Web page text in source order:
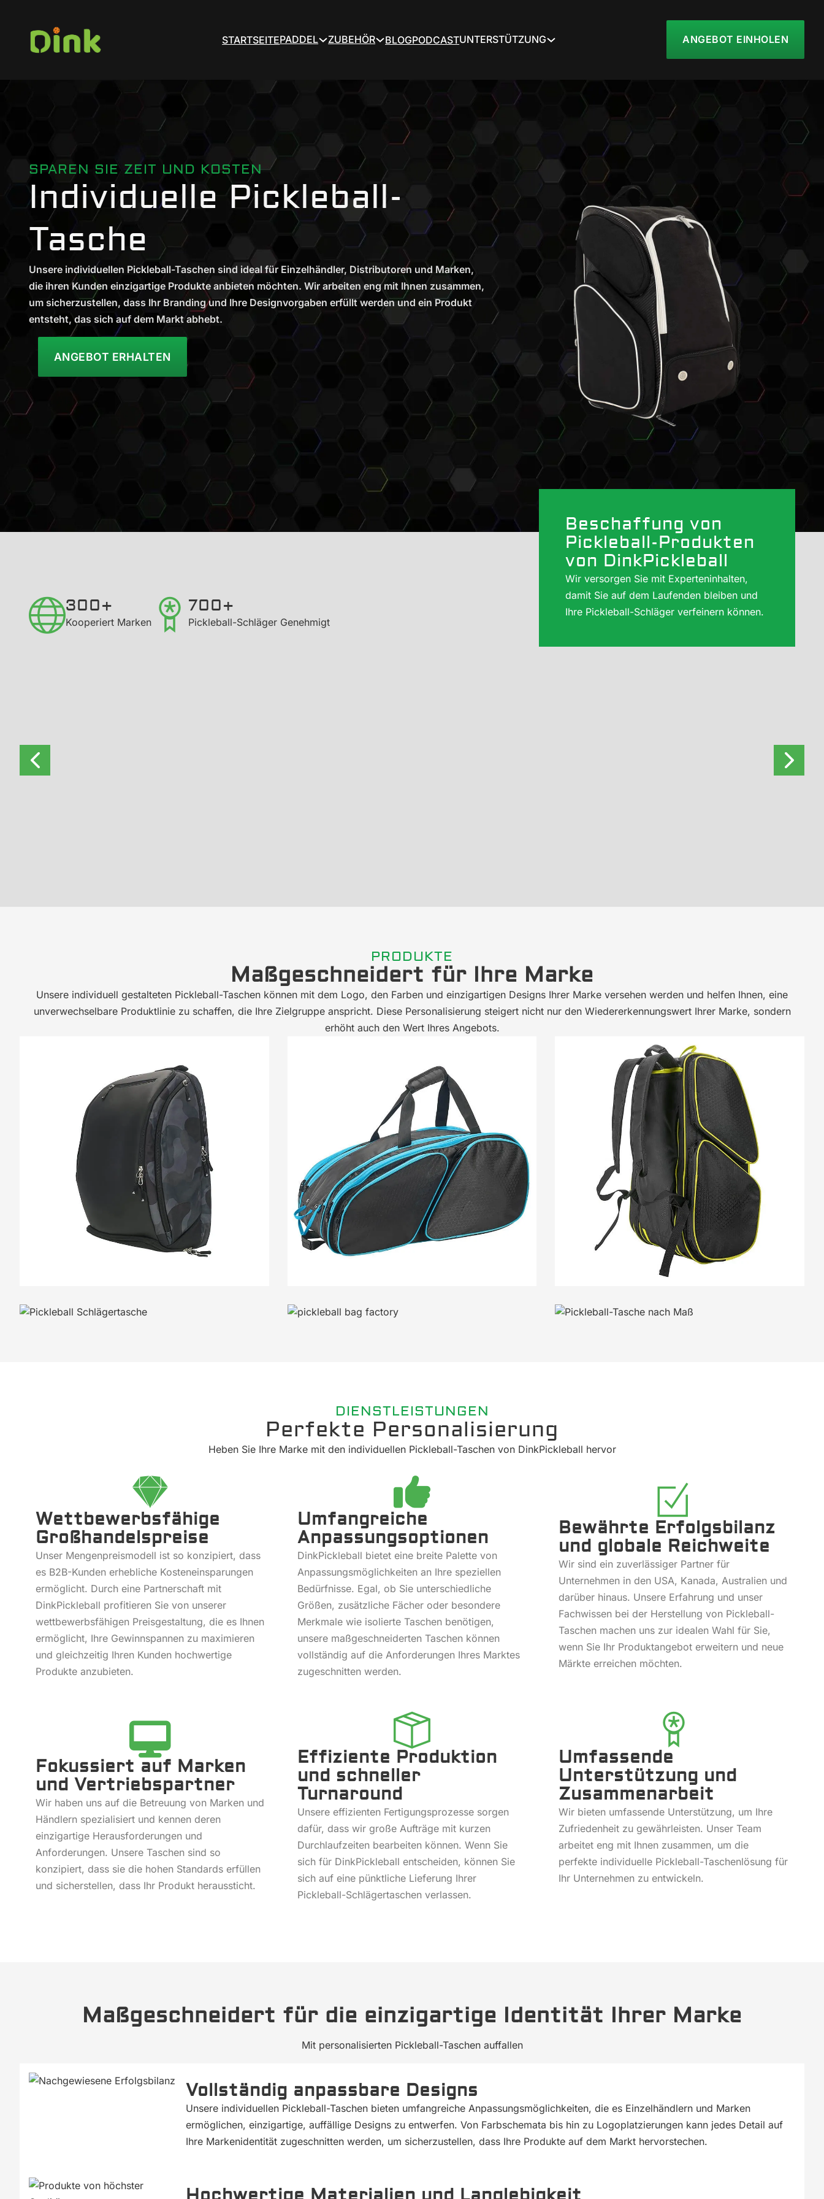
STARTSEITEPADDEL ZUBEHÖR BLOGPODCASTUNTERSTÜTZUNG ANGEBOT EINHOLEN
SPAREN SIE ZEIT UND KOSTEN
Individuelle Pickleball-
Tasche
Unsere individuellen Pickleball-Taschen sind ideal für Einzelhändler, Distributoren und Marken,
die ihren Kunden einzigartige Produkte anbieten möchten. Wir arbeiten eng mit Ihnen zusammen,
um sicherzustellen, dass Ihr Branding und Ihre Designvorgaben erfüllt werden und ein Produkt
entsteht, das sich auf dem Markt abhebt.
ANGEBOT ERHALTEN
300+
Kooperiert Marken
700+
Pickleball-Schläger Genehmigt
Beschaffung von
Pickleball-Produkten
von DinkPickleball
Wir versorgen Sie mit Experteninhalten,
damit Sie auf dem Laufenden bleiben und
Ihre Pickleball-Schläger verfeinern können.
PRODUKTE
Maßgeschneidert für Ihre Marke
Unsere individuell gestalteten Pickleball-Taschen können mit dem Logo, den Farben und einzigartigen Designs Ihrer Marke versehen werden und helfen Ihnen, eine
unverwechselbare Produktlinie zu schaffen, die Ihre Zielgruppe anspricht. Diese Personalisierung steigert nicht nur den Wiedererkennungswert Ihrer Marke, sondern
erhöht auch den Wert Ihres Angebots.
DIENSTLEISTUNGEN
Perfekte Personalisierung
Heben Sie Ihre Marke mit den individuellen Pickleball-Taschen von DinkPickleball hervor
Wettbewerbsfähige
Großhandelspreise
Unser Mengenpreismodell ist so konzipiert, dass
es B2B-Kunden erhebliche Kosteneinsparungen
ermöglicht. Durch eine Partnerschaft mit
DinkPickleball profitieren Sie von unserer
wettbewerbsfähigen Preisgestaltung, die es Ihnen
ermöglicht, Ihre Gewinnspannen zu maximieren
und gleichzeitig Ihren Kunden hochwertige
Produkte anzubieten.
Umfangreiche
Anpassungsoptionen
DinkPickleball bietet eine breite Palette von
Anpassungsmöglichkeiten an Ihre speziellen
Bedürfnisse. Egal, ob Sie unterschiedliche
Größen, zusätzliche Fächer oder besondere
Merkmale wie isolierte Taschen benötigen,
unsere maßgeschneiderten Taschen können
vollständig auf die Anforderungen Ihres Marktes
zugeschnitten werden.
Bewährte Erfolgsbilanz
und globale Reichweite
Wir sind ein zuverlässiger Partner für
Unternehmen in den USA, Kanada, Australien und
darüber hinaus. Unsere Erfahrung und unser
Fachwissen bei der Herstellung von Pickleball-
Taschen machen uns zur idealen Wahl für Sie,
wenn Sie Ihr Produktangebot erweitern und neue
Märkte erreichen möchten.
Fokussiert auf Marken
und Vertriebspartner
Wir haben uns auf die Betreuung von Marken und
Händlern spezialisiert und kennen deren
einzigartige Herausforderungen und
Anforderungen. Unsere Taschen sind so
konzipiert, dass sie die hohen Standards erfüllen
und sicherstellen, dass Ihr Produkt heraussticht.
Effiziente Produktion
und schneller
Turnaround
Unsere effizienten Fertigungsprozesse sorgen
dafür, dass wir große Aufträge mit kurzen
Durchlaufzeiten bearbeiten können. Wenn Sie
sich für DinkPickleball entscheiden, können Sie
sich auf eine pünktliche Lieferung Ihrer
Pickleball-Schlägertaschen verlassen.
Umfassende
Unterstützung und
Zusammenarbeit
Wir bieten umfassende Unterstützung, um Ihre
Zufriedenheit zu gewährleisten. Unser Team
arbeitet eng mit Ihnen zusammen, um die
perfekte individuelle Pickleball-Taschenlösung für
Ihr Unternehmen zu entwickeln.
Maßgeschneidert für die einzigartige Identität Ihrer Marke
Mit personalisierten Pickleball-Taschen auffallen
Vollständig anpassbare Designs
Unsere individuellen Pickleball-Taschen bieten umfangreiche Anpassungsmöglichkeiten, die es Einzelhändlern und Marken
ermöglichen, einzigartige, auffällige Designs zu entwerfen. Von Farbschemata bis hin zu Logoplatzierungen kann jedes Detail auf
Ihre Markenidentität zugeschnitten werden, um sicherzustellen, dass Ihre Produkte auf dem Markt hervorstechen.